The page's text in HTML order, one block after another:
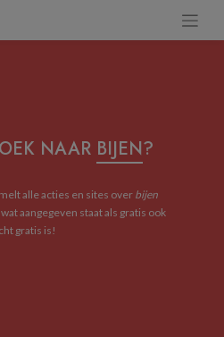
NAAR BIJEN?
alle acties en sites over bijen
aangegeven staat als gratis ook
gratis is!